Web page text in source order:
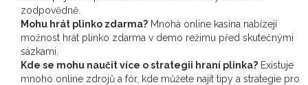
zodpovědně.
Mohu hrát plinko zdarma? Mnohá online kasina nabízejí
možnost hrát plinko zdarma v demo režimu před skutečnými
sázkami.
Kde se mohu naučit více o strategii hraní plinka? Existuje
mnoho online zdrojů a fór, kde můžete najít tipy a strategie pro